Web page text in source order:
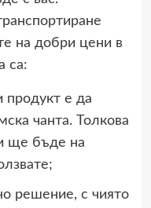
на добри цени в
са:
продукт е да
чанта. Толкова
ще бъде на
решение, с чиято